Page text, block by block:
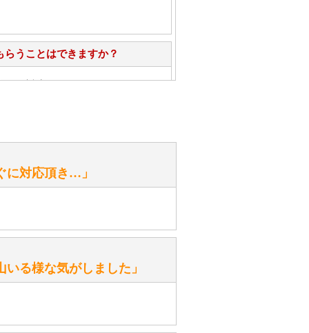
うことはできますか？
入れ方法を教えてください。
に対応頂き…」
）
る様な気がしました」